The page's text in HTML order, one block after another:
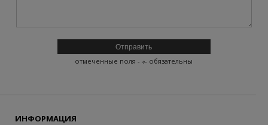
отмеченные поля - - обязательны
ИНФОРМАЦИЯ